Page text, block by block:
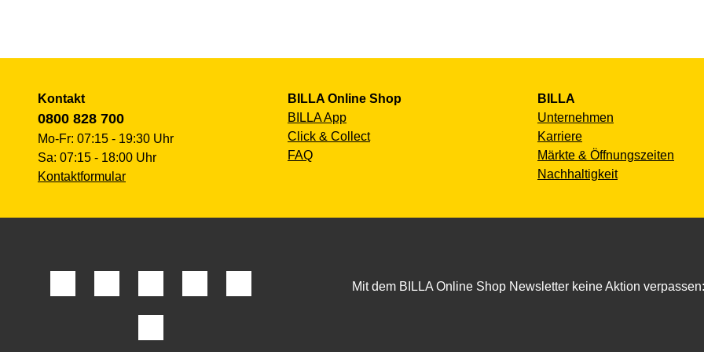
Kontakt
0800 828 700
Mo-Fr: 07:15 - 19:30 Uhr
Sa: 07:15 - 18:00 Uhr
Kontaktformular
BILLA Online Shop
BILLA App
Click & Collect
FAQ
BILLA
Unternehmen
Karriere
Märkte & Öffnungszeiten
Nachhaltigkeit
Mit dem BILLA Online Shop Newsletter keine Aktion verpassen: